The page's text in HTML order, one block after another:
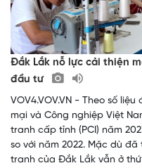
Đắk Lắk nỗ lực cải thiện
đầu tư
VOV4.VOV.VN - Theo số
mại và Công nghiệp Việt
tranh cấp tỉnh (PCI) năm
so với năm 2022. Mặc dù
tranh của Đắk Lắk vẫn ở